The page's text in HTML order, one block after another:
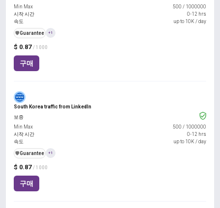
$ 0.87 / 1000
구매
Min Max
500 / 1000000
시작 시간
0-12 hrs
속도
up to 10K / day
️🛡️Guarantee +1
South Korea traffic from LinkedIn
$ 0.87 / 1000
구매
보증
Min Max
500 / 1000000
시작 시간
0-12 hrs
속도
up to 10K / day
️🛡️Guarantee +1